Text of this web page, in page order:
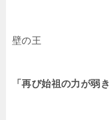
壁の王
「再び始祖の力が弱